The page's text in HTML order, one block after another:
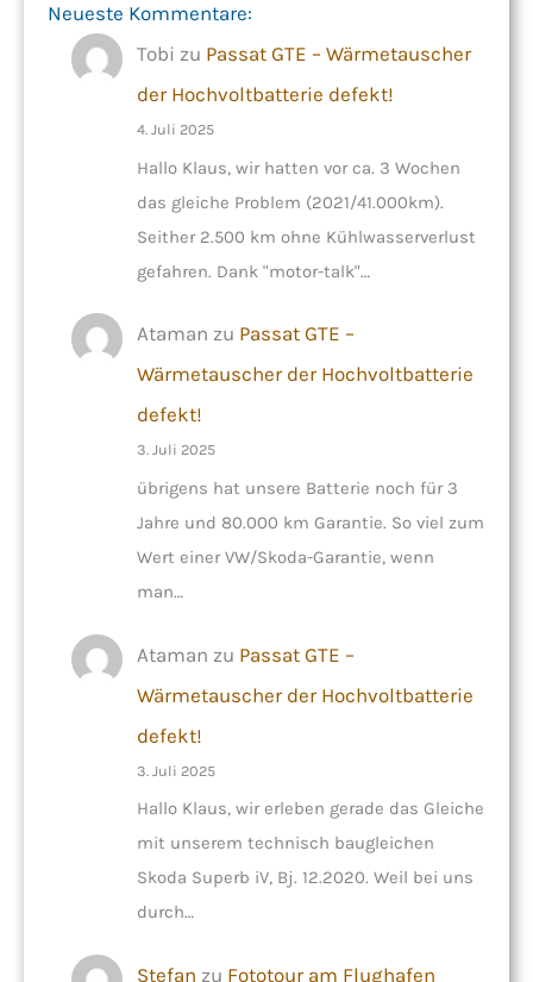
Neueste Kommentare:
Tobi zu Passat GTE – Wärmetauscher
der Hochvoltbatterie defekt!
4. Juli 2025
Hallo Klaus, wir hatten vor ca. 3 Wochen
das gleiche Problem (2021/41.000km).
Seither 2.500 km ohne Kühlwasserverlust
gefahren. Dank "motor-talk"…
Ataman zu Passat GTE –
Wärmetauscher der Hochvoltbatterie
defekt!
3. Juli 2025
übrigens hat unsere Batterie noch für 3
Jahre und 80.000 km Garantie. So viel zum
Wert einer VW/Skoda-Garantie, wenn
man…
Ataman zu Passat GTE –
Wärmetauscher der Hochvoltbatterie
defekt!
3. Juli 2025
Hallo Klaus, wir erleben gerade das Gleiche
mit unserem technisch baugleichen
Skoda Superb iV, Bj. 12.2020. Weil bei uns
durch…
Stefan zu Fototour am Flughafen